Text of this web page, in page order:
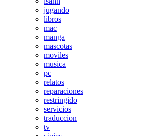
jugando
libros
mac
manga
mascotas
moviles
musica
pc
relatos
reparaciones
restringido
servicios
traduccion
tv